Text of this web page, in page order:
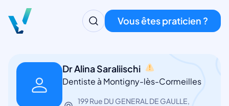
Vous êtes praticien ?
Dr Alina Saraliischi
Dentiste à Montigny-lès-Cormeilles
199 Rue DU GENERAL DE GAULLE,